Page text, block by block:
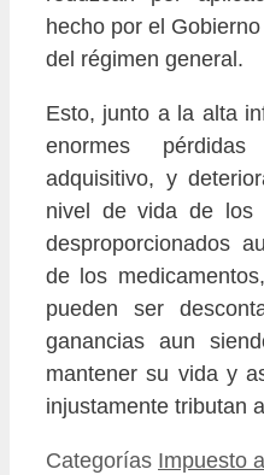
hecho por el
del régimen general.
Esto, junto a la alta
enormes
adquisitivo, y
nivel de vida de los
desproporcionados
de los
pueden ser
ganancias aun
mantener su vida y
injustamente tributan
Categorías Impuesto